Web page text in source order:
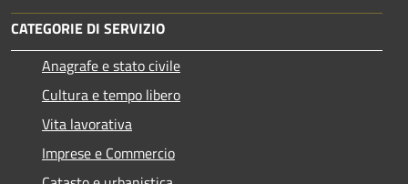
CATEGORIE DI SERVIZIO
Anagrafe e stato civile
Cultura e tempo libero
Vita lavorativa
Imprese e Commercio